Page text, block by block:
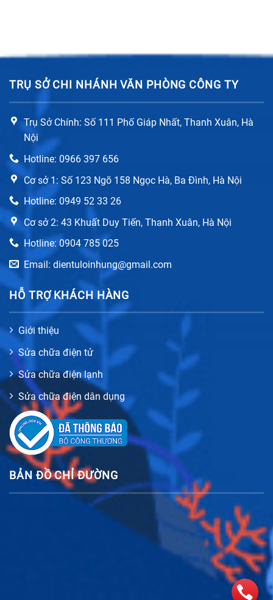
TRỤ SỞ CHI NHÁNH VĂN PHÒNG CÔNG TY
Trụ Sở Chính: Số 111 Phố Giáp Nhất, Thanh Xuân, Hà
Nội
Hotline: 0966 397 656
Cơ sở 1: Số 123 Ngõ 158 Ngọc Hà, Ba Đình, Hà Nội
Hotline: 0949 52 33 26
Cơ sở 2: 43 Khuất Duy Tiến, Thanh Xuân, Hà Nội
Hotline: 0904 785 025
Email: dientuloinhung@gmail.com
HỖ TRỢ KHÁCH HÀNG
Giới thiệu
Sửa chữa điện tử
Sửa chữa điện lạnh
Sửa chữa điện dân dụng
BẢN ĐỒ CHỈ ĐƯỜNG